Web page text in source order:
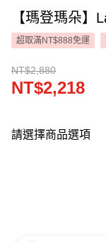
超取滿NT$888免運
NT$2,880
NT$2,218
請選擇商品選項